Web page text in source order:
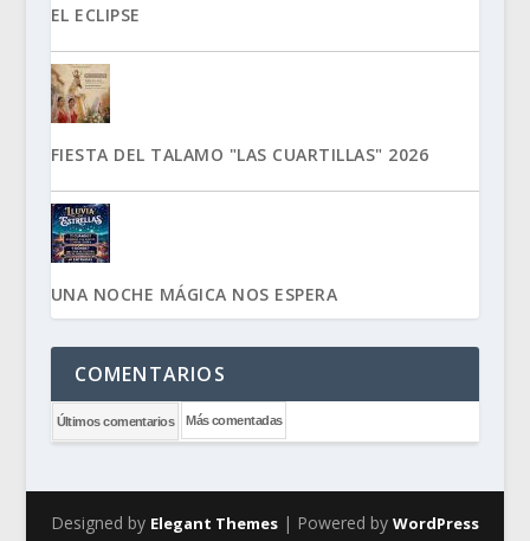
EL ECLIPSE
FIESTA DEL TALAMO "LAS CUARTILLAS" 2026
UNA NOCHE MÁGICA NOS ESPERA
COMENTARIOS
Últimos comentarios Más comentadas
Designed by Elegant Themes| Powered by WordPress